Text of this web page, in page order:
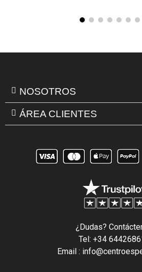
NOSOTROS
ÁREA CLIENTES
¿Dudas?
Tel: +34
Email :